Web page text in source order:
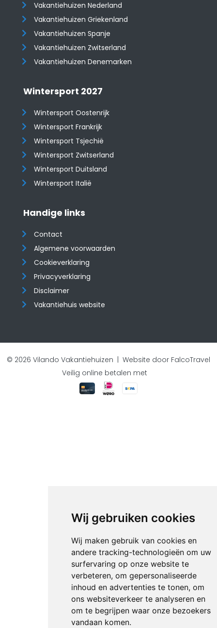
Wij gebruiken cookies
Wij maken gebruik van cookies en
andere tracking-technologieën om uw
surfervaring op onze website te
verbeteren, om gepersonaliseerde
inhoud en advertenties te tonen, om
ons websiteverkeer te analyseren en
om te begrijpen waar onze bezoekers
vandaan komen.
Vakantiehuizen Nederland
Vakantiehuizen Griekenland
Vakantiehuizen Spanje
​​​​​​​Vakantiehuizen Zwitserland
Vakantiehuizen Denemarken
Wintersport 2027
Wintersport Oostenrijk
Wintersport Frankrijk
Wintersport Tsjechië
Wintersport Zwitserland
Wintersport Duitsland
Wintersport Italië
Handige links
Contact
Algemene voorwaarden
Cookieverklaring
Privacyverklaring
Disclaimer
Vakantiehuis website
© 2026 Vilando Vakantiehuizen | Website door FalcoTravel
Veilig online betalen met